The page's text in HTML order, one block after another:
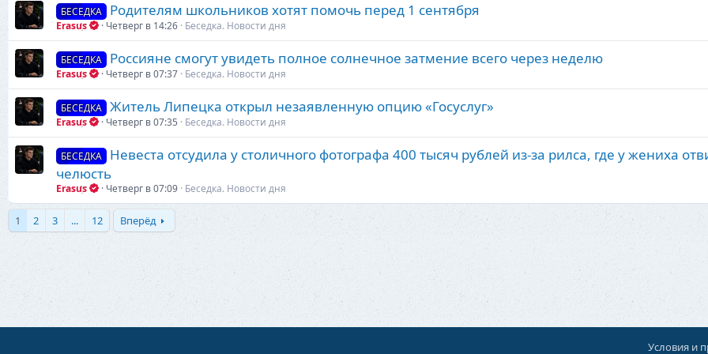
БЕСЕДКА Родителям школьников хотят помочь перед 1 сентября
Erasus Четверг в 14:26 Беседка. Новости дня
БЕСЕДКА Россияне смогут увидеть полное солнечное затмение всего через неделю
Erasus Четверг в 07:37 Беседка. Новости дня
БЕСЕДКА Житель Липецка открыл незаявленную опцию «Госуслуг»
Erasus Четверг в 07:35 Беседка. Новости дня
БЕСЕДКА
Невеста отсудила у столичного фотографа 400 тысяч рублей из‑за рилса, где у жениха
челюсть
Erasus Четверг в 07:09 Беседка. Новости дня
1 2 3 ... 12 Вперёд
Условия и